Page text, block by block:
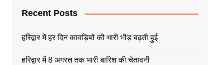
Recent Posts
हरिद्वार में हर दिन कावड़ियों की भारी भीड़ बढ़ती हुई
हरिद्वार में 8 अगस्त तक भारी बारिश की चेतावनी